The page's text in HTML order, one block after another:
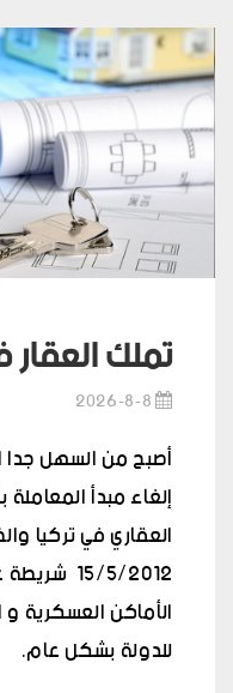
تملك العقار
2026-8-8
أصبح من السهل جدا
إلغاء مبدأ
العقاري في تركيا
15/5/
الأماكن العسكرية
للدولة بشكل عام.